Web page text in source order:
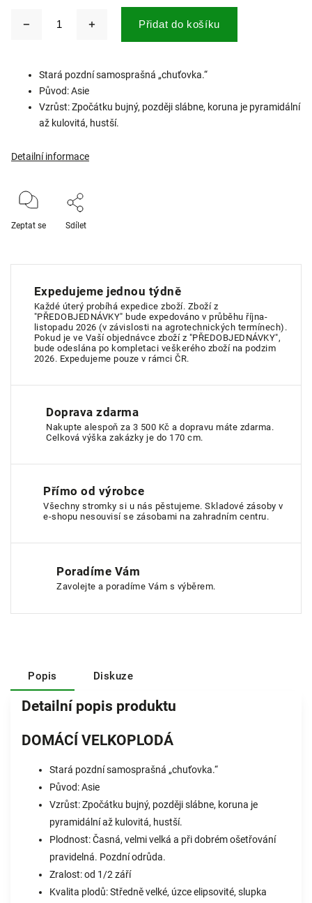
Přidat do košíku
Stará pozdní samosprašná „chuťovka.“
Původ: Asie
Vzrůst: Zpočátku bujný, později slábne, koruna je pyramidální
až kulovitá, hustší.
Detailní informace
Zeptat se Sdílet
Expedujeme jednou týdně
Každé úterý probíhá expedice zboží. Zboží z
"PŘEDOBJEDNÁVKY" bude expedováno v průběhu října-
listopadu 2026 (v závislosti na agrotechnických termínech).
Pokud je ve Vaší objednávce zboží z "PŘEDOBJEDNÁVKY",
bude odeslána po kompletaci veškerého zboží na podzim
2026. Expedujeme pouze v rámci ČR.
Doprava zdarma
Nakupte alespoň za 3 500 Kč a dopravu máte zdarma.
Celková výška zakázky je do 170 cm.
Přímo od výrobce
Všechny stromky si u nás pěstujeme. Skladové zásoby v
e-shopu nesouvisí se zásobami na zahradním centru.
Poradíme Vám
Zavolejte a poradíme Vám s výběrem.
Popis Diskuze
Detailní popis produktu
DOMÁCÍ VELKOPLODÁ
Stará pozdní samosprašná „chuťovka.“
Původ: Asie
Vzrůst: Zpočátku bujný, později slábne, koruna je
pyramidální až kulovitá, hustší.
Plodnost: Časná, velmi velká a při dobrém ošetřování
pravidelná. Pozdní odrůda.
Zralost: od 1/2 září
Kvalita plodů: Středně velké, úzce elipsovité, slupka